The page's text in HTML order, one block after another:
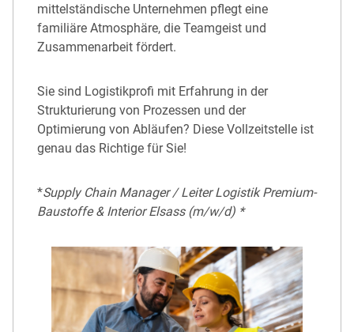
mittelständische Unternehmen pflegt eine
familiäre Atmosphäre, die Teamgeist und
Zusammenarbeit fördert.
Sie sind Logistikprofi mit Erfahrung in der
Strukturierung von Prozessen und der
Optimierung von Abläufen? Diese Vollzeitstelle ist
genau das Richtige für Sie!
*Supply Chain Manager / Leiter Logistik Premium-
Baustoffe & Interior Elsass (m/w/d) *